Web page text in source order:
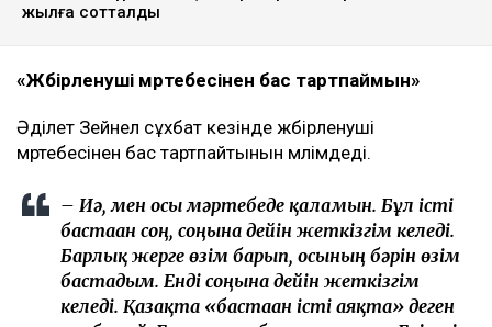
істі соңына дейін жеткізетінін айтты, деп
ТАҒЫ ДА ОҚЫҢЫЗДАР
Астана тұрғындары құрылысқа наразы
Астанада жолаушы мінген ұшқышсыз әуе кемесі алғаш
рет сынақтан өтті
"Шал, кет!" ұранының авторы Ермек Нарымбай 2,5
жылға сотталды